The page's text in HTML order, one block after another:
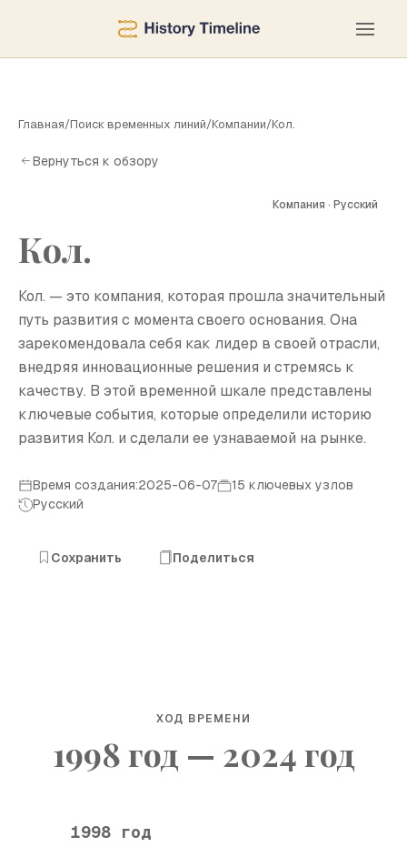
Главная/Поиск временных линий/Компании/Кол.
Вернуться к обзору
Компания · Русский
Кол.
Кол. — это компания, которая прошла значительный
путь развития с момента своего основания. Она
зарекомендовала себя как лидер в своей отрасли,
внедряя инновационные решения и стремясь к
качеству. В этой временной шкале представлены
ключевые события, которые определили историю
развития Кол. и сделали ее узнаваемой на рынке.
Время создания:2025-06-07
15 ключевых узлов
Русский
Сохранить Поделиться
ХОД ВРЕМЕНИ
1998 год — 2024 год
1998 год